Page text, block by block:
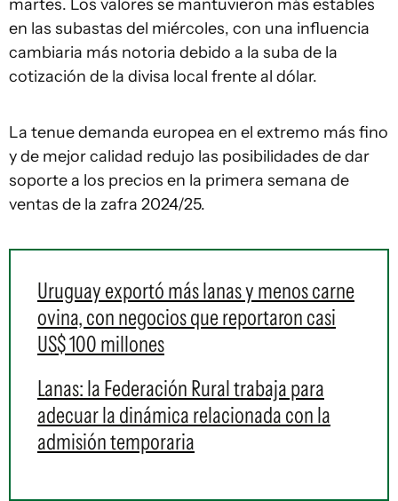
martes. Los valores se mantuvieron más estables
en las subastas del miércoles, con una influencia
cambiaria más notoria debido a la suba de la
cotización de la divisa local frente al dólar.
La tenue demanda europea en el extremo más fino
y de mejor calidad redujo las posibilidades de dar
soporte a los precios en la primera semana de
ventas de la zafra 2024/25.
Uruguay exportó más lanas y menos carne
ovina, con negocios que reportaron casi
US$ 100 millones
Lanas: la Federación Rural trabaja para
adecuar la dinámica relacionada con la
admisión temporaria